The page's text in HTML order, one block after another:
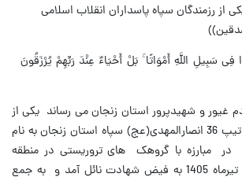
از رزمندگان سپاه پاسداران انقلاب اسلامی
فِی سَبِیلِ اللَّهِ أَمْوَاتًا ۚ بَلْ أَحْیَاءٌ عِنْدَ رَبِّهِمْ یُرْزَقُونَ
غیور و شهیدپرور استان زنجان می رساند یکی از
پاسداران عزیز و غیور تیپ 36 انصارالمهدی(عج) سپاه استان زنجان به نام
مبارزه با گروهک های تروریستی در منطقه
سردشت، در تاریخ 17 تیرماه 1405 به فیض شهادت نائل آمد و به جمع